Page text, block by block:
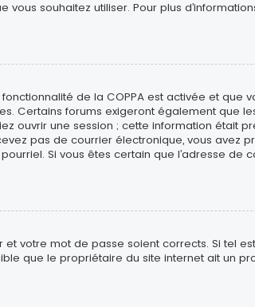
souhaitez utiliser. Pour plus
de la COPPA est activée et que
Certains forums exigeront également que
ouvrir une session ; cette information était
pas de courrier électronique, vous avez
Si vous êtes certain que l’adresse de
votre mot de passe soient corrects. Si tel
que le propriétaire du site internet ait un